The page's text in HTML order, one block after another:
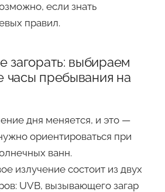
если знать
правил.
загорать: выбираем
часы пребывания на
дня меняется, и это —
ориентироваться при
ванн.
излучение состоит из двух
UVB, вызывающего загар